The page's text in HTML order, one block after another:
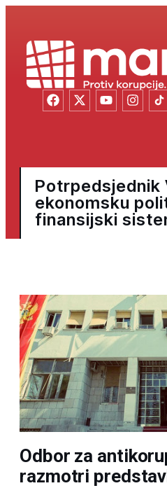
Potrpedsjednik
ekonomsku
finansijski
Odbor za
razmotri